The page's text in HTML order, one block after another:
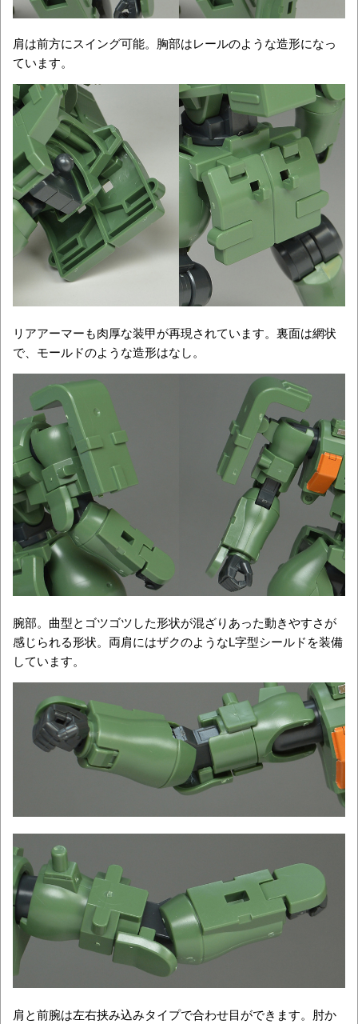
肩は前方にスイング可能。胸部はレールのような造形になっ
ています。
リアアーマーも肉厚な装甲が再現されています。裏面は網状
で、モールドのような造形はなし。
腕部。曲型とゴツゴツした形状が混ざりあった動きやすさが
感じられる形状。両肩にはザクのようなL字型シールドを装備
しています。
肩と前腕は左右挟み込みタイプで合わせ目ができます。肘か